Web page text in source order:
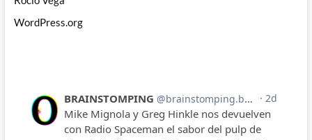
WordPress.org